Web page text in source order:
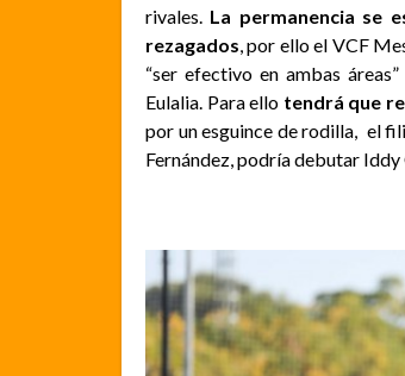
rivales. La permanencia se
rezagados , por ello el VCF
“ser efectivo en ambas
Eulalia. Para ello tendrá que
por un esguince de rodilla, el
Fernández, podría debutar